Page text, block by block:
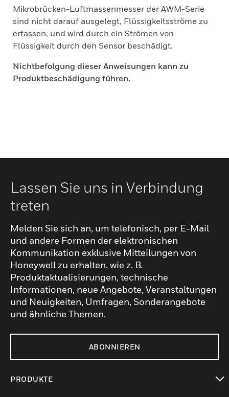
Mikrobrücken-Luftmassenmesser der AWM-Serie
sind nicht darauf ausgelegt, Flüssigkeitsströme zu
erfassen, und wird durch ein Strömen von
Flüssigkeit durch den Sensor beschädigt.
Nichtbefolgung dieser Anweisungen kann zu
Produktbeschädigung führen.
Lassen Sie uns in Verbindung
treten
Melden Sie sich an, um telefonisch, per E-Mail
und andere Formen der elektronischen
Kommunikation exklusive Mitteilungen von
Honeywell zu erhalten, wie z. B.
Produktaktualisierungen, technische
Informationen, neue Angebote, Veranstaltungen
und Neuigkeiten, Umfragen, Sonderangebote
und ähnliche Themen.
ABONNIEREN
PRODUKTE